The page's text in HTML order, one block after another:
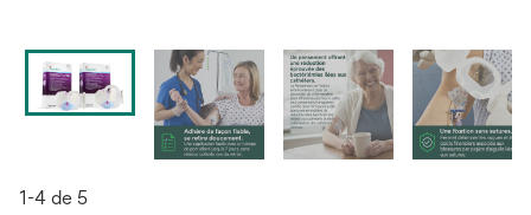
1-4 de 5